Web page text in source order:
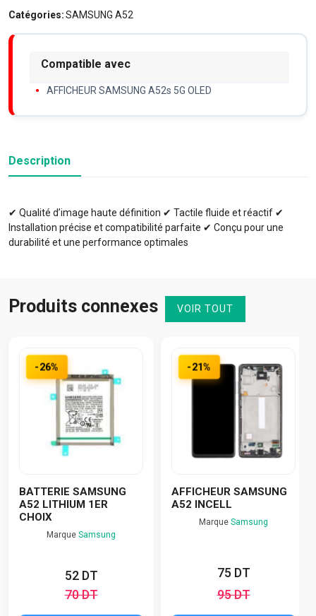
Catégories:SAMSUNG A52
Compatible avec
AFFICHEUR SAMSUNG A52s 5G OLED
Description
✔ Qualité d’image haute définition ✔ Tactile fluide et réactif ✔
Installation précise et compatibilité parfaite ✔ Conçu pour une
durabilité et une performance optimales
Produits connexes VOIR TOUT
-26%
BATTERIE SAMSUNG
A52 LITHIUM 1ER
CHOIX
Marque Samsung
52 DT
70 DT
-21%
AFFICHEUR SAMSUNG
A52 INCELL
Marque Samsung
75 DT
95 DT